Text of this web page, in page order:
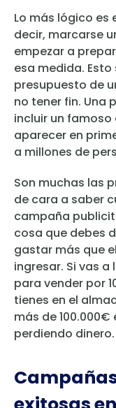
Lo más lógico es
decir, marcarse
empezar a
esa medida.
presupuesto de
no tener fin. Una
incluir un
aparecer en
a millones de
Son muchas las
de cara a saber
campaña
cosa que debes
gastar más que
ingresar. Si vas
para vender por
tienes en el
más de
perdiendo dinero.